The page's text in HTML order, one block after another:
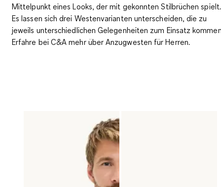
Mittelpunkt eines Looks, der mit gekonnten Stilbrüchen spielt.
Es lassen sich drei Westenvarianten unterscheiden, die zu
jeweils unterschiedlichen Gelegenheiten zum Einsatz
Erfahre bei C&A mehr über Anzugwesten für Herren.